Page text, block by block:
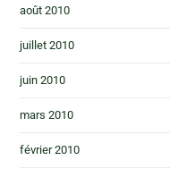
août 2010
juillet 2010
juin 2010
mars 2010
février 2010